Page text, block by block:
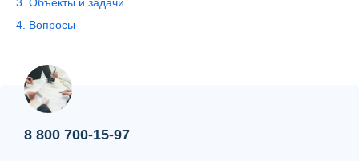
Блог
Контакты
Вопрос-ответ
О нас
3. Объекты и задачи
4. Вопросы
8 800 700-15-97